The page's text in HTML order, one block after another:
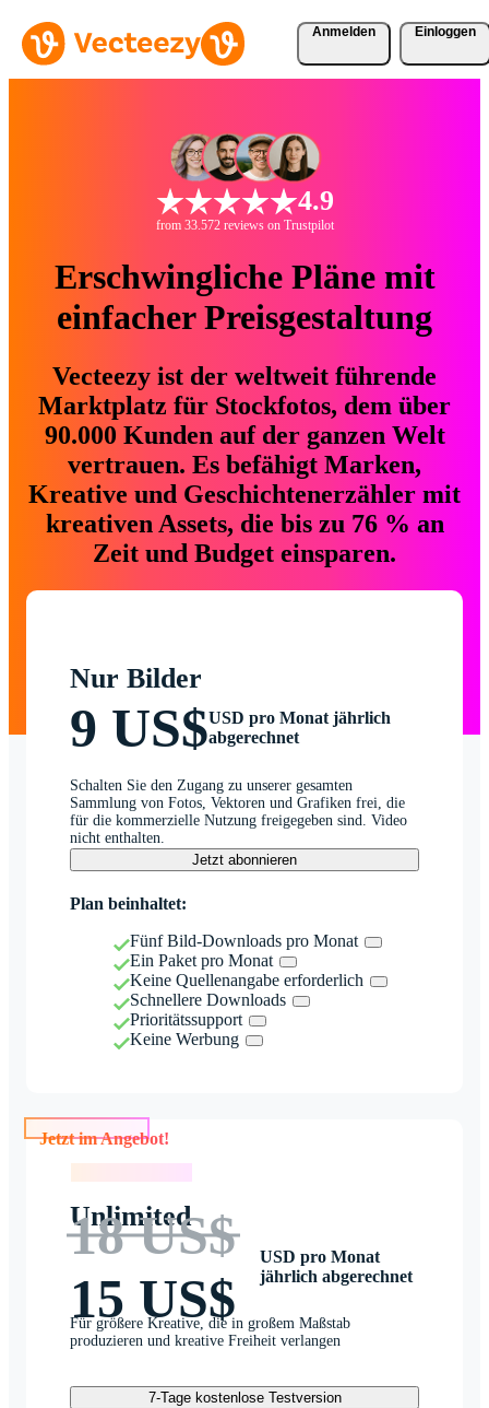
Anmelden Einloggen
4.9
from 33.572 reviews on Trustpilot
Erschwingliche Pläne mit
einfacher Preisgestaltung
Vecteezy ist der weltweit führende
Marktplatz für Stockfotos, dem über
90.000 Kunden auf der ganzen Welt
vertrauen. Es befähigt Marken,
Kreative und Geschichtenerzähler mit
kreativen Assets, die bis zu 76 % an
Zeit und Budget einsparen.
Nur Bilder
9 US$USD pro Monat jährlich
abgerechnet
Schalten Sie den Zugang zu unserer gesamten
Sammlung von Fotos, Vektoren und Grafiken frei, die
für die kommerzielle Nutzung freigegeben sind. Video
nicht enthalten.
Jetzt abonnieren
Plan beinhaltet:
Fünf Bild-Downloads pro Monat
Ein Paket pro Monat
Keine Quellenangabe erforderlich
Schnellere Downloads
Prioritätssupport
Keine Werbung
Jetzt im Angebot!
Unlimited
18 US$
15 US$
USD pro Monat
jährlich abgerechnet
Für größere Kreative, die in großem Maßstab
produzieren und kreative Freiheit verlangen
7-Tage kostenlose Testversion